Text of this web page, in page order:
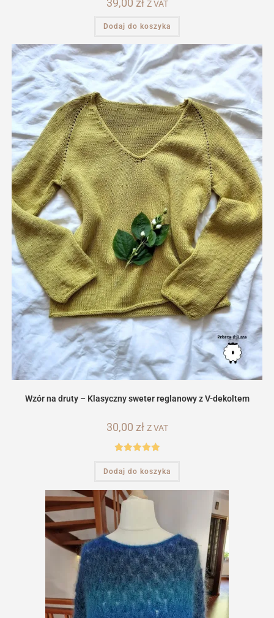
Z VAT
Dodaj do koszyka
Wzór na druty – Klasyczny sweter reglanowy z V-dekoltem
30,00 zł Z VAT
5.00na 5
Dodaj do koszyka